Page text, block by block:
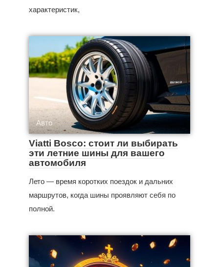
характеристик,
Авто
Viatti Bosco: стоит ли выбирать
эти летние шины для вашего
автомобиля
Лето — время коротких поездок и дальних
маршрутов, когда шины проявляют себя по
полной.